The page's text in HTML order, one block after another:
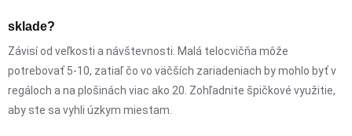
sklade?
Závisí od veľkosti a návštevnosti. Malá telocvičňa môže
potrebovať 5-10, zatiaľ čo vo väčších zariadeniach by mohlo byť v
regáloch a na plošinách viac ako 20. Zohľadnite špičkové využitie,
aby ste sa vyhli úzkym miestam.